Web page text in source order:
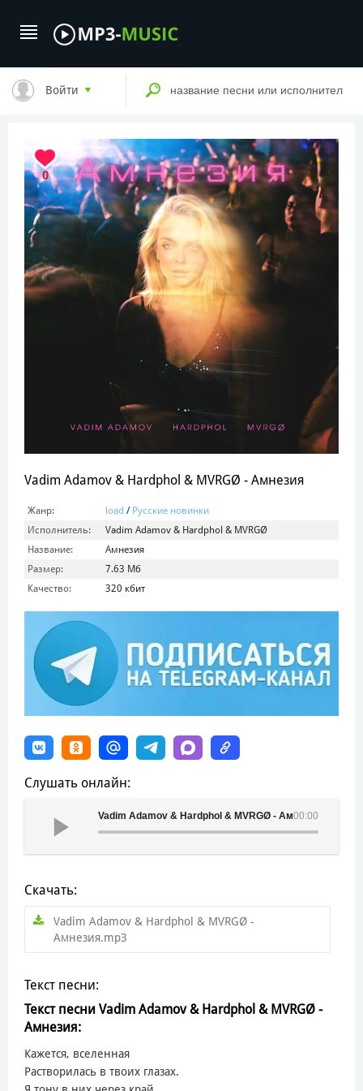
Войти
0
Vadim Adamov & Hardphol & MVRGØ - Амнезия
Жанр: load / Русские новинки
Исполнитель:
Vadim Adamov & Hardphol & MVRGØ
Название:
Амнезия
Размер:
7.63 Мб
Качество:
320 кбит
Слушать онлайн:
00:00
Vadim Adamov & Hardphol & MVRGØ - Амнезия
Скачать:
Vadim Adamov & Hardphol & MVRGØ -
Амнезия.mp3
Текст песни:
Текст песни Vadim Adamov & Hardphol & MVRGØ -
Амнезия:
Кажется, вселенная
Растворилась в твоих глазах.